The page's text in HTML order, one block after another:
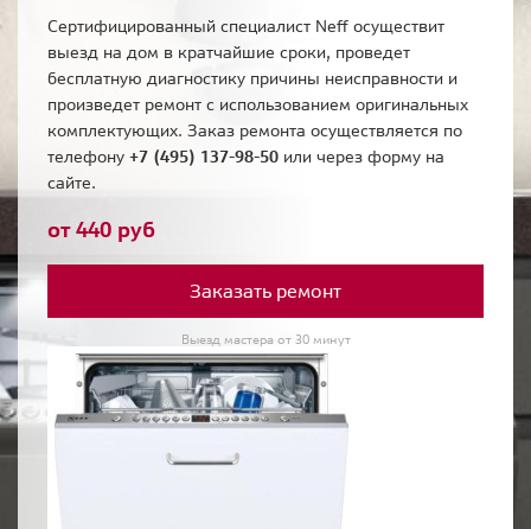
Сертифицированный специалист Neff осуществит
выезд на дом в кратчайшие сроки, проведет
бесплатную диагностику причины неисправности и
произведет ремонт с использованием оригинальных
комплектующих. Заказ ремонта осуществляется по
телефону +7 (495) 137-98-50 или через форму на
сайте.
от 440 руб
Заказать ремонт
Выезд мастера от 30 минут